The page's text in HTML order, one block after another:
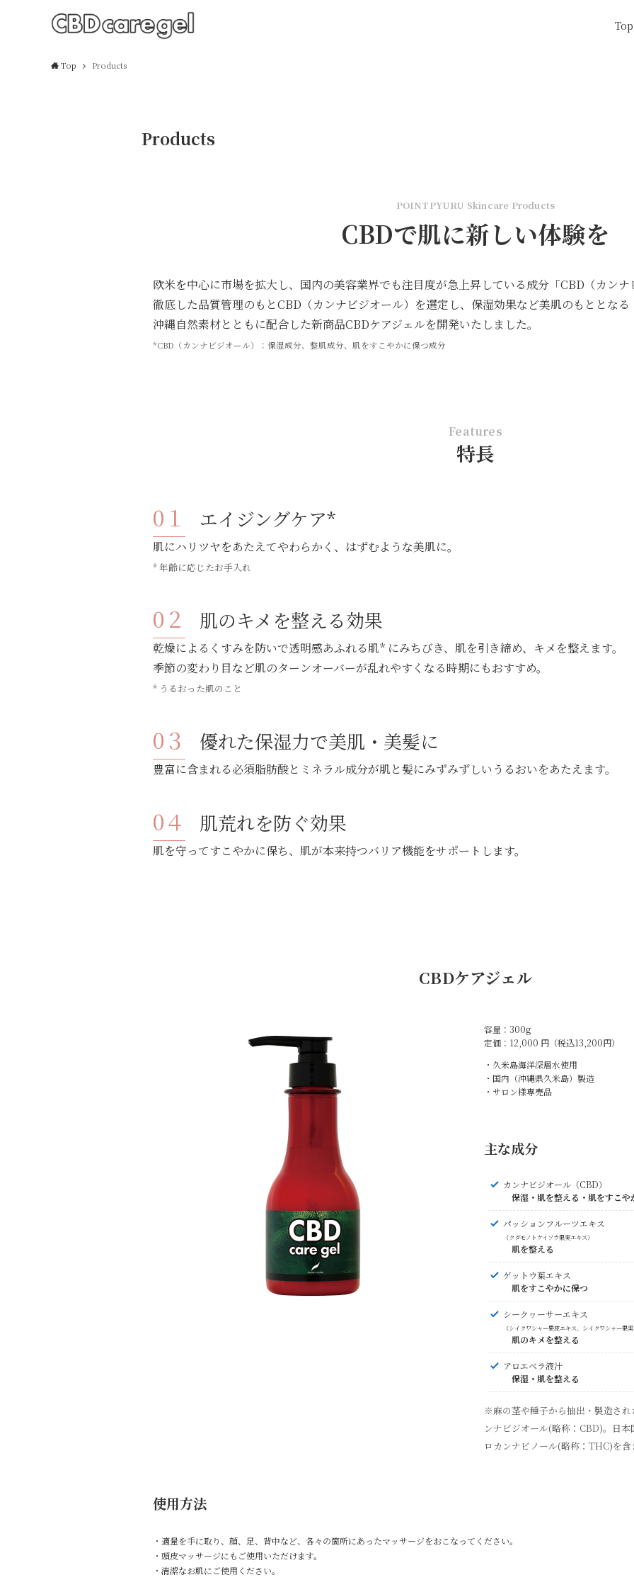
Top
Top Products
Products
POINTPYURU Skincare Products
CBDで肌に新しい体験を
欧米を中心に市場を拡大し、国内の美容業界でも注目度が急上昇している成分「CBD（カン
徹底した品質管理のもとCBD（カンナビジオール）を選定し、保湿効果など美肌のもととなる
沖縄自然素材とともに配合した新商品CBDケアジェルを開発いたしました。
*CBD（カンナビジオール）：保湿成分、整肌成分、肌をすこやかに保つ成分
Features
特長
エイジングケア*
肌にハリツヤをあたえてやわらかく、はずむような美肌に。
* 年齢に応じたお手入れ
肌のキメを整える効果
乾燥によるくすみを防いで透明感あふれる肌* にみちびき、肌を引き締め、キメを整えます。
季節の変わり目など肌のターンオーバーが乱れやすくなる時期にもおすすめ。
* うるおった肌のこと
優れた保湿力で美肌・美髪に
豊富に含まれる必須脂肪酸とミネラル成分が肌と髪にみずみずしいうるおいをあたえます。
肌荒れを防ぐ効果
肌を守ってすこやかに保ち、肌が本来持つバリア機能をサポートします。
CBDケアジェル
容量：300g
定価：12,000 円（税込13,200円）
・久米島海洋深層水使用
・国内（沖縄県久米島）製造
・サロン様専売品
主な成分
カンナビジオール（CBD）
保湿・肌を整える・肌をすこや
パッションフルーツエキス
（クダモノトケイソウ果実エキス）
肌を整える
ゲットウ葉エキス
肌をすこやかに保つ
シークヮーサーエキス
（シイクワシャー果皮エキス、シイクワシャー果
肌のキメを整える
アロエベラ液汁
保湿・肌を整える
※麻の茎や種子から抽出・製造さ
ンナビジオール(略称：CBD)。日
ロカンナビノール(略称：THC)を含
使用方法
・適量を手に取り、顔、足、背中など、各々の箇所にあったマッサージをおこなってください。
・頭皮マッサージにもご使用いただけます。
・清潔なお肌にご使用ください。